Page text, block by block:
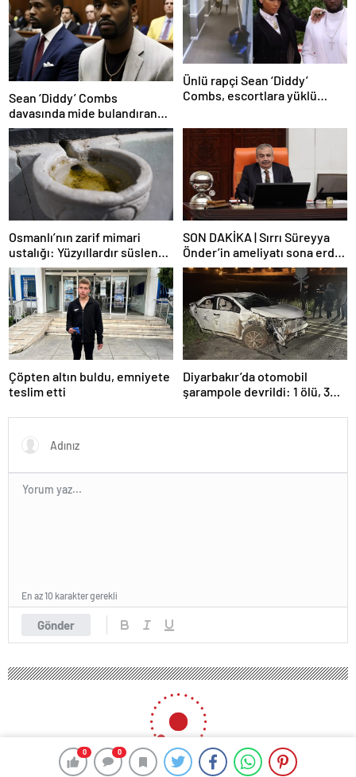
0 0
Sean ‘Diddy’ Combs
davasında mide bulandıran
bir skandal detay daha
Ünlü rapçi Sean ‘Diddy’
Combs, escortlara yüklü
Osmanlı’nın zarif mimari
ustalığı: Yüzyıllardır süslenen
kuş sebilleri ve çanakları
SON DAKİKA | Sırrı Süreyya
Önder’in ameliyatı sona erdi!
Yoğun bakım servisinde
gözlem altına alındı
Çöpten altın buldu, emniyete
teslim etti
Diyarbakır’da otomobil
şarampole devrildi: 1 ölü, 3
Gönder
En az 10 karakter gerekli